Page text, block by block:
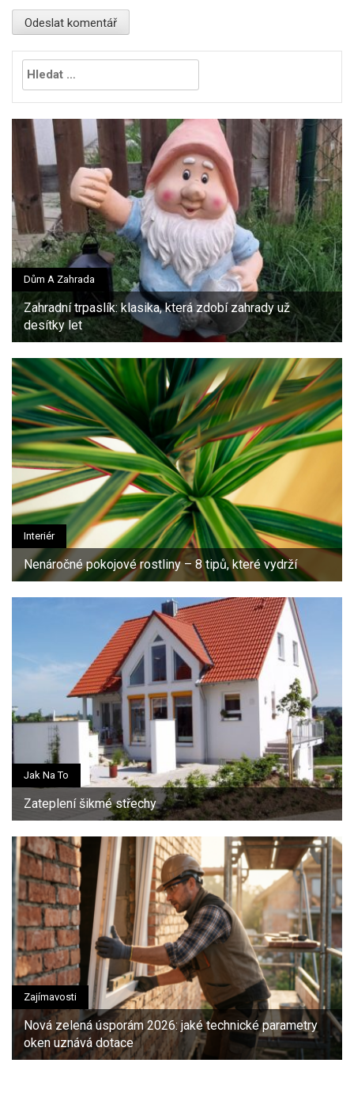
Vyhledávání
Dům A Zahrada
Zahradní trpaslík: klasika, která zdobí zahrady už
desítky let
Interiér
Nenáročné pokojové rostliny – 8 tipů, které vydrží
Jak Na To
Zateplení šikmé střechy
Zajímavosti
Nová zelená úsporám 2026: jaké technické parametry
oken uznává dotace